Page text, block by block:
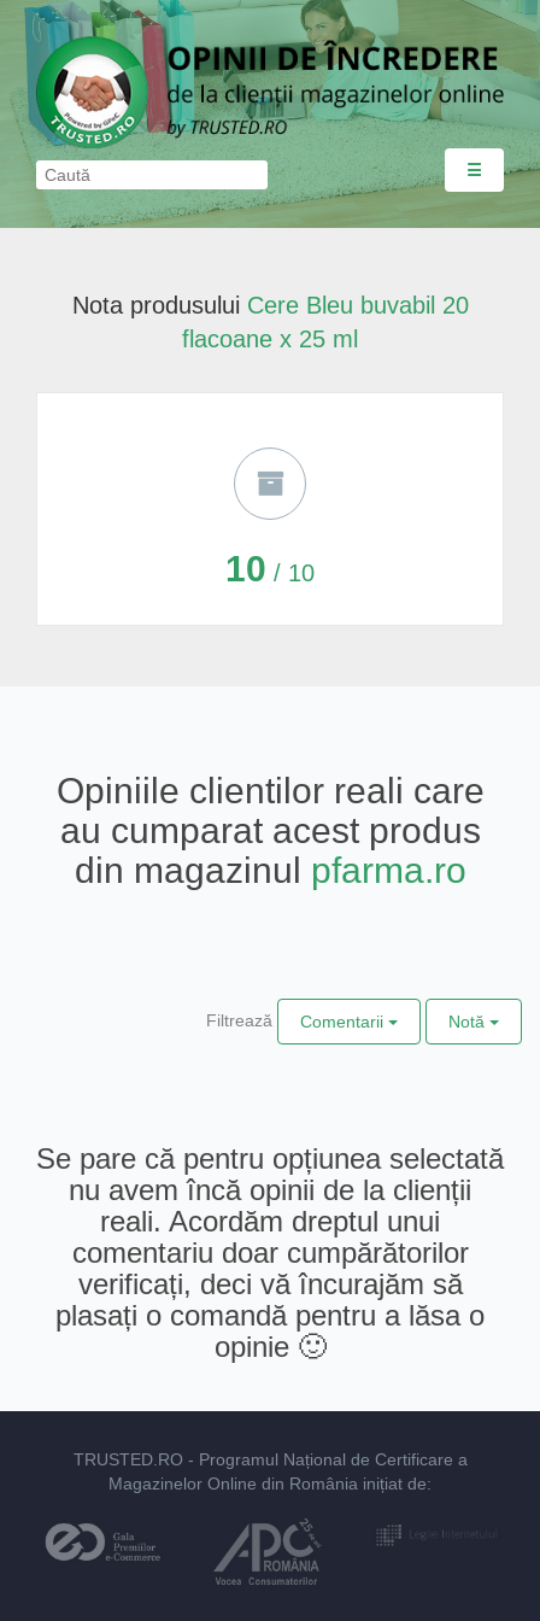
☰
Nota produsului Cere Bleu buvabil 20
flacoane x 25 ml
10 / 10
Opiniile clientilor reali care
au cumparat acest produs
din magazinul pfarma.ro
Filtrează Comentarii Notă
Se pare că pentru opțiunea selectată
nu avem încă opinii de la clienții
reali. Acordăm dreptul unui
comentariu doar cumpărătorilor
verificați, deci vă încurajăm să
plasați o comandă pentru a lăsa o
opinie 🙂
TRUSTED.RO - Programul Național de Certificare a
Magazinelor Online din România inițiat de: